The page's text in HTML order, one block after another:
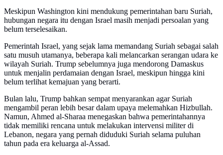
Meskipun Washington kini mendukung pemerintahan baru Suriah,
hubungan negara itu dengan Israel masih menjadi persoalan yang
belum terselesaikan.
Pemerintah Israel, yang sejak lama memandang Suriah sebagai salah
satu musuh utamanya, beberapa kali melancarkan serangan udara ke
wilayah Suriah. Trump sebelumnya juga mendorong Damaskus
untuk menjalin perdamaian dengan Israel, meskipun hingga kini
belum terlihat kemajuan yang berarti.
Bulan lalu, Trump bahkan sempat menyarankan agar Suriah
mengambil peran lebih besar dalam upaya melemahkan Hizbullah.
Namun, Ahmed al-Sharaa menegaskan bahwa pemerintahannya
tidak memiliki rencana untuk melakukan intervensi militer di
Lebanon, negara yang pernah diduduki Suriah selama puluhan
tahun pada era keluarga al-Assad.